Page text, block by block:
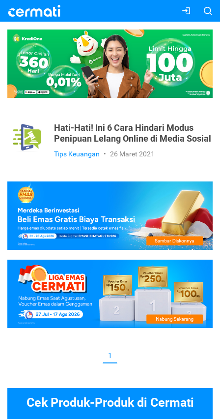
Hati-Hati! Ini 6 Cara Hindari Modus
Penipuan Lelang Online di Media Sosial
Tips Keuangan • 26 Maret 2021
1
Cek Produk-Produk di Cermati